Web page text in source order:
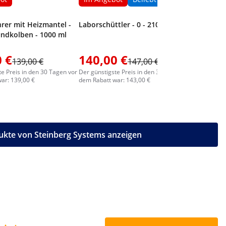
mit Heizmantel -
- 1000 ml
€139,00 €
Preis in den 30 Tagen vor
139,00 €
Laborschüttler - 0 - 210 U/min
140,00 €147,00 €
Der günstigste Preis in den 30 Tagen vor
dem Rabatt war: 143,00 €
von Steinberg Systems anzeigen